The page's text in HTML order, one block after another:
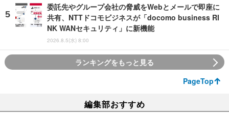
委託先やグループ会社の脅威をWebとメールで即座に
共有、NTTドコモビジネスが「docomo business RI
NK WANセキュリティ」に新機能
2026.8.5(水) 8:00
ランキングをもっと見る
PageTop
編集部おすすめ